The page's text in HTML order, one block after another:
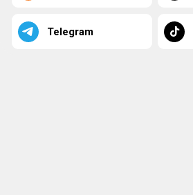
Telegram